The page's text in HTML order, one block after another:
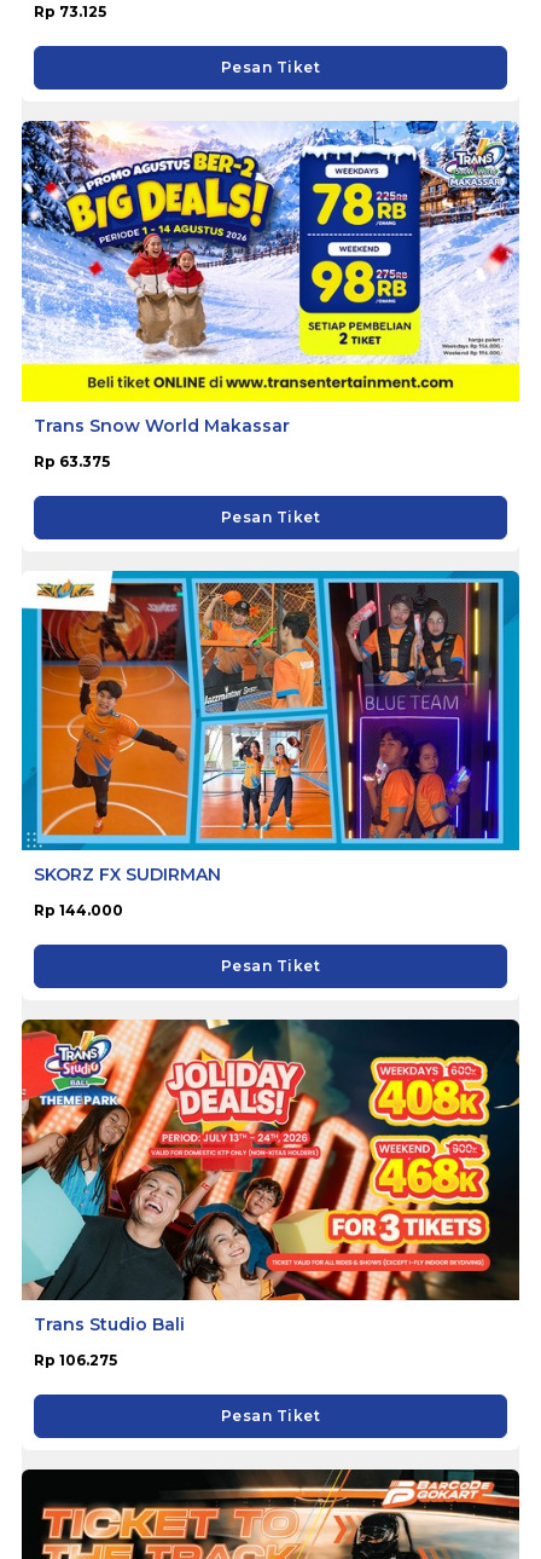
Rp 73.125
Pesan Tiket
Trans Snow World Makassar
Rp 63.375
Pesan Tiket
SKORZ FX SUDIRMAN
Rp 144.000
Pesan Tiket
Trans Studio Bali
Rp 106.275
Pesan Tiket